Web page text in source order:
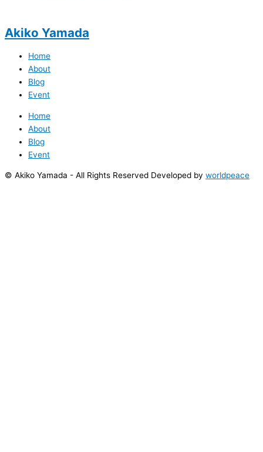
Akiko Yamada
Home
About
Blog
Event
Home
About
Blog
Event
© Akiko Yamada - All Rights Reserved Developed by worldpeace